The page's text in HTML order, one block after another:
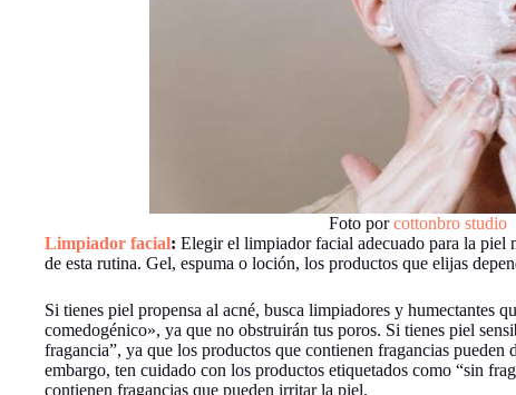
Foto porcottonbro studio
Limpiador facial: Elegir el limpiador facial adecuado para la piel
de esta rutina. Gel, espuma o loción, los productos que elijas
Si tienes piel propensa al acné, busca limpiadores y humectantes
comedogénico», ya que no obstruirán tus poros. Si tienes piel
fragancia”, ya que los productos que contienen fragancias pueden
embargo, ten cuidado con los productos etiquetados como “sin
contienen fragancias que pueden irritar la piel.